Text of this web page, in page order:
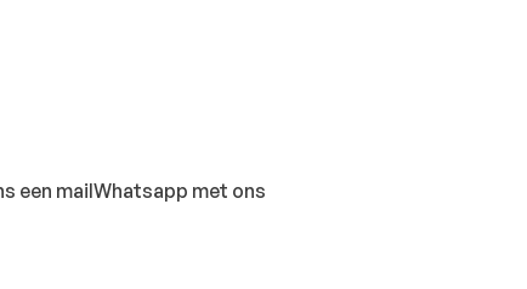
een mailWhatsapp met ons